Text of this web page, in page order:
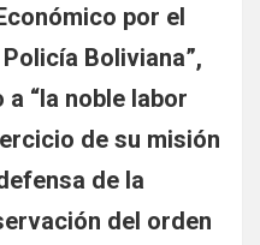
por el
Boliviana”,
“la noble labor
de su misión
de la
del orden